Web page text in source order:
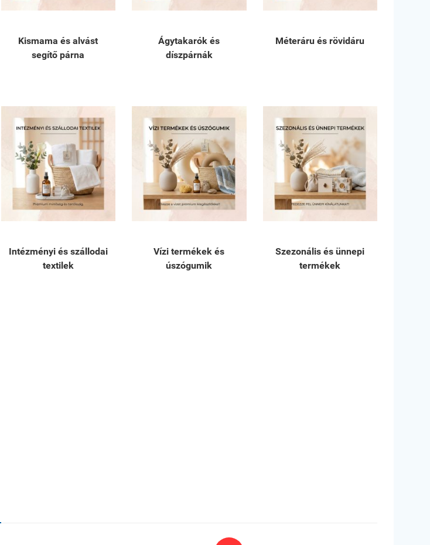
Kismama és alvást
segítő párna
Ágytakarók és
díszpárnák
Méteráru és rövidáru
Intézményi és szállodai
textilek
Vízi termékek és
úszógumik
Szezonális és ünnepi
termékek